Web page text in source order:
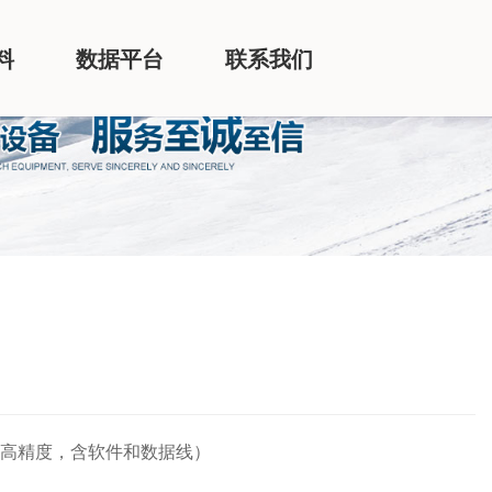
数据平台 联系我们
精度，含软件和数据线）